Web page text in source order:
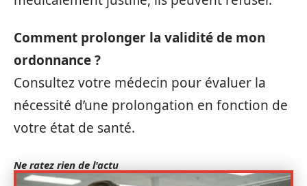
Comment prolonger la validité de mon
ordonnance ?
Consultez votre médecin pour évaluer la
nécessité d’une prolongation en fonction de
votre état de santé.
Ne ratez rien de l'actu